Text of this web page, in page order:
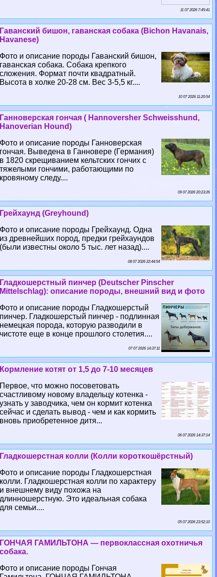
11 07 2026 7:45:41
Гаванский бишон, гаванская собака (Bichon Havanais,
Havanese)
Фото и описание породы Гаванский бишон,
гаванская собака. Собака крепкого
сложения. Формат почти квадратный.
Высота в холке 20-28 см. Вес 3-5,5 кг....
10 07 2026 11:20:54
Ганноверская гончая ( Hannoversher Schweisshund,
Hanoverian Hound)
Фото и описание породы Ганноверская
гончая. Выведена в Ганновере (Германия)
в 1820 скрещиванием кельтских гончих с
тяжелыми гончими, работающими по
кровяному следу....
09 07 2026 20:23:26
Грейхаунд (Greyhound)
Фото и описание породы Грейхаунд. Одна
из древнейших пород, предки грейхаундов
(были известны около 5 тыс. лет назад)....
08 07 2026 22:44:54
Гладкошерстный пинчер (Deutscher Pinscher
Mittelschlag): описание породы, внешний вид и фото
Фото и описание породы Гладкошерстый
пинчер. Гладкошерстый пинчер - подлинная
немецкая порода, которую разводили в
чистоте еще в конце прошлого столетия....
07 07 2026 14:37:11
Кормление котят от 1,5 до 7-10 месяцев
Первое, что можно посоветовать
счастливому новому владельцу котенка -
узнать у заводчика, чем он кормит котенка
сейчас и сделать вывод - чем и как кормить
вновь приобретенное дитя...
06 07 2026 14:37:14
Гладкошерстная колли (Колли короткошёрстный)
Фото и описание породы Гладкошерстная
колли. Гладкошерстная колли по хаpaктеру
и внешнему виду похожа на
длинношерстную. Это идеальная собака
для семьи....
05 07 2026 23:52:10
ГОНЧАЯ ГАМИЛЬТОНА — первоклассная охотничья
собака.
Фото и описание породы Гончая